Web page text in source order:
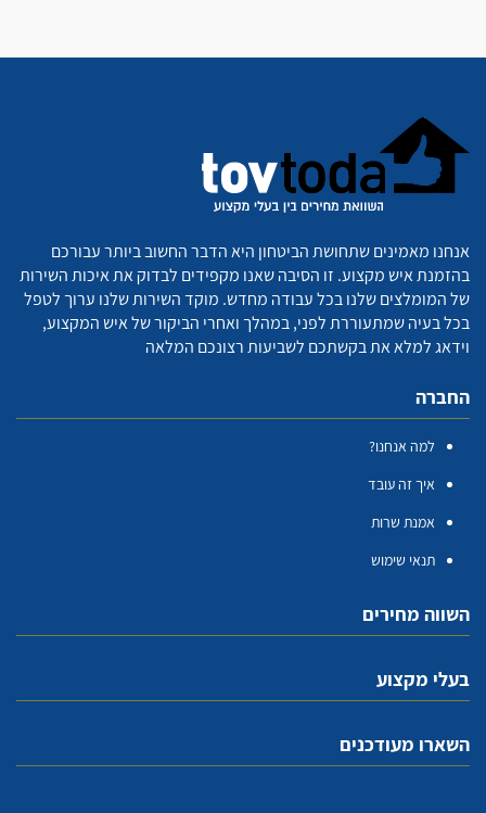
אנחנו מאמינים שתחושת הביטחון היא הדבר החשוב ביותר עבורכם
בהזמנת איש מקצוע. זו הסיבה שאנו מקפידים לבדוק את איכות השירות
של המומלצים שלנו בכל עבודה מחדש. מוקד השירות שלנו ערוך לטפל
בכל בעיה שמתעוררת לפני, במהלך ואחרי הביקור של איש המקצוע,
וידאג למלא את בקשתכם לשביעות רצונכם המלאה
החברה
למה אנחנו?
איך זה עובד
אמנת שרות
תנאי שימוש
השווה מחירים
בעלי מקצוע
השארו מעודכנים